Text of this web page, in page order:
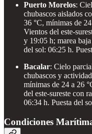
Puerto Morelos:
chubascos aislados
36 °C, mínimas de
Vientos del este-
y 19:05 h; marea
del sol: 06:25 h.
Bacalar: Cielo
chubascos y
mínimas de 24 a 26
del este-sureste con
06:34 h. Puesta del
Condiciones